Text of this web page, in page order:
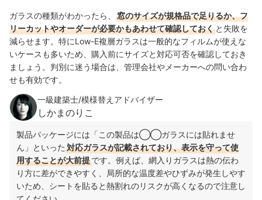
ガラスの種類がわかったら、
窓のサイズが規格品で足りるか、フ
リーカットやオーダーが必要かもあわせて確認しておく と失敗を
減らせます。特にLow-E複層ガラスは一般的なフィルムが使えな
いケースも多いため、購入前にサイズと対応可否を確認しておき
ましょう。判別に迷う場合は、管理会社やメーカーへの問い合わ
せも有効です。
一級建築士/模様替えアドバイザー
しかまのりこ
製品パッケージには「この製品は◯◯ガラスには貼れませ
ん」といった 対応ガラスが記載されており、表示を守って使
用することが大前提です。例えば、網入りガラスは熱の伝わ
り方に差ができやすく、局所的な温度差やひずみが発生しやす
いため、シートを貼ると熱割れのリスクが高くなるので注意し